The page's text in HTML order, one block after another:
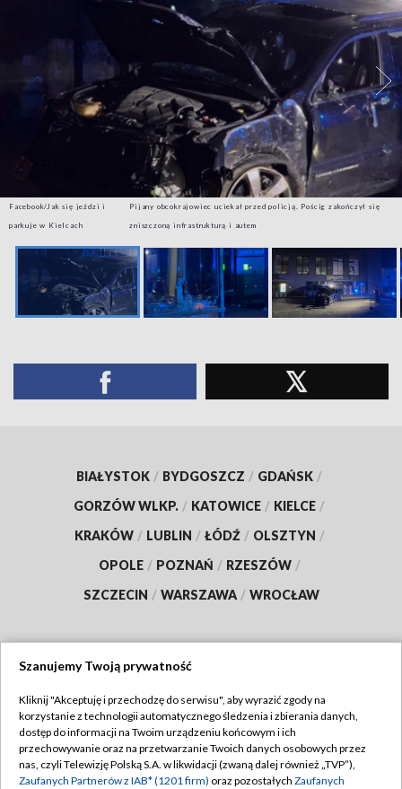
Facebook/Jak się jeździ i
parkuje w Kielcach
Pijany obcokrajowiec uciekał przed policją. Pościg zakończył się
zniszczoną infrastrukturą i autem
BIAŁYSTOK / BYDGOSZCZ / GDAŃSK /
GORZÓW WLKP. / KATOWICE / KIELCE /
KRAKÓW / LUBLIN / ŁÓDŹ / OLSZTYN /
OPOLE / POZNAŃ / RZESZÓW /
SZCZECIN / WARSZAWA / WROCŁAW
TVP
Abonament TVP
Emisja w TVP
Regulamin TVP
Polityka prywatności
Szanujemy Twoją prywatność
Kliknij "Akceptuję i przechodzę do serwisu", aby wyrazić zgody na
korzystanie z technologii automatycznego śledzenia i zbierania danych,
dostęp do informacji na Twoim urządzeniu końcowym i ich
przechowywanie oraz na przetwarzanie Twoich danych osobowych przez
nas, czyli Telewizję Polską S.A. w likwidacji (zwaną dalej również „TVP”),
Zaufanych Partnerów z IAB* (1201 firm) oraz pozostałych Zaufanych